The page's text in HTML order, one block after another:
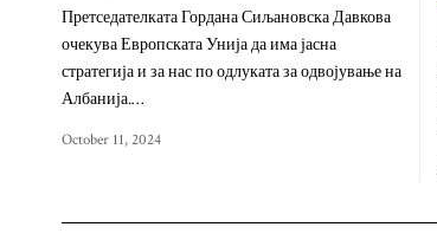
Претседателката Гордана Сиљановска Давкова
очекува Европската Унија да има јасна
стратегија и за нас по одлуката за одвојување на
Албанија.…
October 11, 2024